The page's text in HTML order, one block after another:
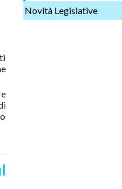
Novità Legislative